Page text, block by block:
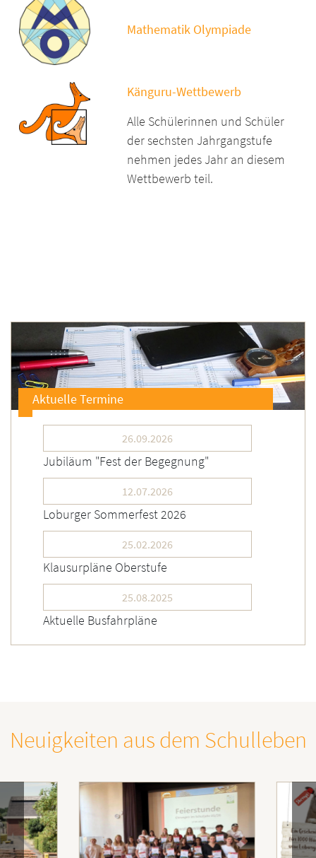
Mathematik Olympiade
Känguru-Wettbewerb
Alle Schülerinnen und Schüler
der sechsten Jahrgangstufe
nehmen jedes Jahr an diesem
Wettbewerb teil.
Aktuelle Termine
26.09.2026
Jubiläum "Fest der Begegnung"
12.07.2026
Loburger Sommerfest 2026
25.02.2026
Klausurpläne Oberstufe
25.08.2025
Aktuelle Busfahrpläne
Neuigkeiten aus dem Schulleben